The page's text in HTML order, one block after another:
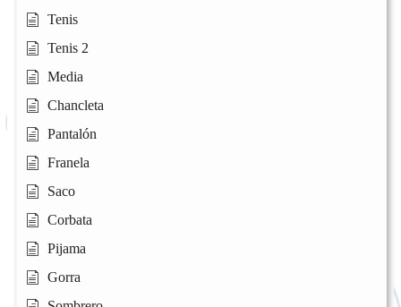
Tenis
Tenis 2
Media
Chancleta
Pantalón
Franela
Saco
Corbata
Pijama
Gorra